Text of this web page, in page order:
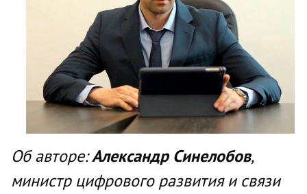
Об авторе:Александр Синелобов,
министр цифрового развития и связи